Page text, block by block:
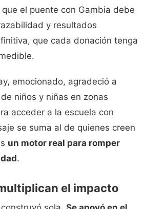
el puente con Gambia debe
y resultados
que cada donación tenga
emocionado, agradeció a
niños y niñas en zonas
acceder a la escuela con
se suma al de quienes creen
un motor real para romper
.
el impacto